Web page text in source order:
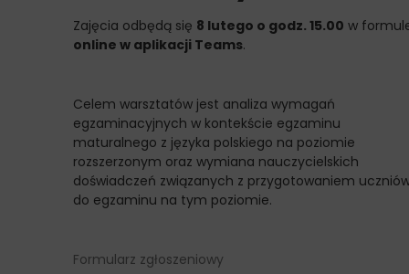
Zajęcia odbędą się 8 lutego o godz. 15.00 w
online w aplikacji Teams.
Celem warsztatów jest analiza wymagań
egzaminacyjnych w kontekście egzaminu
maturalnego z języka polskiego na poziomie
rozszerzonym oraz wymiana nauczycielskich
doświadczeń związanych z przygotowaniem
do egzaminu na tym poziomie.
Formularz zgłoszeniowy